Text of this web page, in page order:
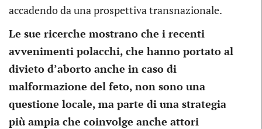
accadendo da una prospettiva transnazionale.
Le sue ricerche mostrano che i recenti
avvenimenti polacchi, che hanno portato al
divieto d’aborto anche in caso di
malformazione del feto, non sono una
questione locale, ma parte di una strategia
più ampia che coinvolge anche attori